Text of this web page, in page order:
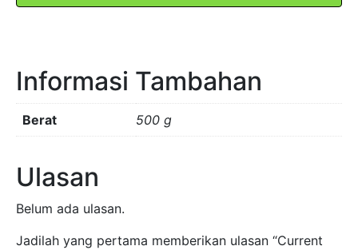
Informasi Tambahan
Berat 500 g
Ulasan
Belum ada ulasan.
Jadilah yang pertama memberikan ulasan “Current